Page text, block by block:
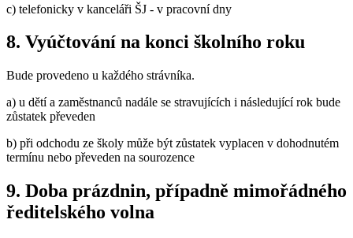
c) telefonicky v kanceláři ŠJ - v pracovní dny
8. Vyúčtování na konci školního roku
Bude provedeno u každého strávníka.
a) u dětí a zaměstnanců nadále se stravujících i následující rok bude
zůstatek převeden
b) při odchodu ze školy může být zůstatek vyplacen v dohodnutém
termínu nebo převeden na sourozence
9. Doba prázdnin, případně mimořádného
ředitelského volna